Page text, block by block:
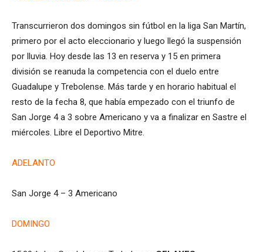
Transcurrieron dos domingos sin fútbol en la liga San Martín,
primero por el acto eleccionario y luego llegó la suspensión
por lluvia. Hoy desde las 13 en reserva y 15 en primera
división se reanuda la competencia con el duelo entre
Guadalupe y Trebolense. Más tarde y en horario habitual el
resto de la fecha 8, que había empezado con el triunfo de
San Jorge 4 a 3 sobre Americano y va a finalizar en Sastre el
miércoles. Libre el Deportivo Mitre.
ADELANTO
San Jorge 4 – 3 Americano
DOMINGO